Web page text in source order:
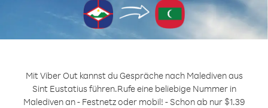
Mit Viber Out kannst du Gespräche nach Malediven aus
Sint Eustatius führen.Rufe eine beliebige Nummer in
Malediven an - Festnetz oder mobil! - Schon ab nur $1.39